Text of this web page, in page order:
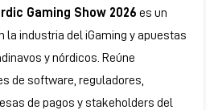
Gaming Show 2026 es un
la industria del iGaming y apuestas
y nórdicos. Reúne
de software, reguladores,
de pagos y stakeholders del